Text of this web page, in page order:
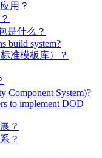
用？
是什么？
build system?
准模板库）？
Component System)?
to implement DOD
？
？